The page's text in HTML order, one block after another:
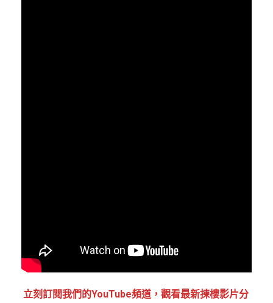
立刻訂閱我們的YouTube頻道，觀看最新揀樓影片分